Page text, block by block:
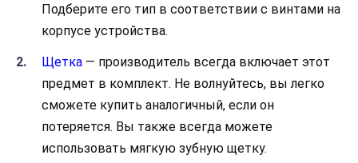
Подберите его тип в соответствии с винтами на
корпусе устройства.
Щетка — производитель всегда включает этот
предмет в комплект. Не волнуйтесь, вы легко
сможете купить аналогичный, если он
потеряется. Вы также всегда можете
использовать мягкую зубную щетку.